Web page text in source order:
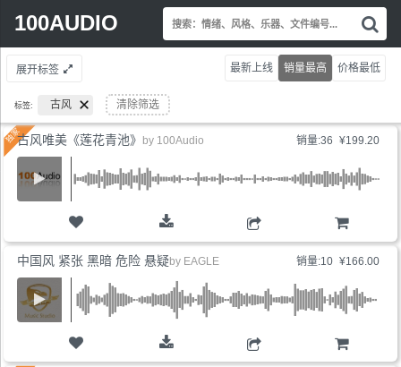
100AUDIO
Search
索
情
绪
乐
文
展开标签
标签: 古风 清除筛选
最新上线 销量最高 价格最低
销量:36 ¥199.20
古风唯美《莲花青池》 by 100Audio
销量:10 ¥166.00
购物车
中国风 紧张 黑暗 危险 悬疑by EAGLE